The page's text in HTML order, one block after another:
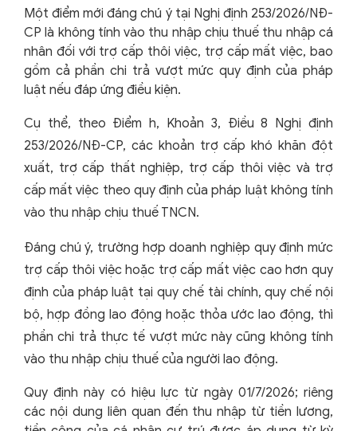
Một điểm mới đáng chú ý tại Nghị định 253/2026/NĐ-
CP là không tính vào thu nhập chịu thuế thu nhập cá
nhân đối với trợ cấp thôi việc, trợ cấp mất việc, bao
gồm cả phần chi trả vượt mức quy định của pháp
luật nếu đáp ứng điều kiện.
Cụ thể, theo Điểm h, Khoản 3, Điều 8 Nghị định
253/2026/NĐ-CP, các khoản trợ cấp khó khăn đột
xuất, trợ cấp thất nghiệp, trợ cấp thôi việc và trợ
cấp mất việc theo quy định của pháp luật không tính
vào thu nhập chịu thuế TNCN.
Đáng chú ý, trường hợp doanh nghiệp quy định mức
trợ cấp thôi việc hoặc trợ cấp mất việc cao hơn quy
định của pháp luật tại quy chế tài chính, quy chế nội
bộ, hợp đồng lao động hoặc thỏa ước lao động, thì
phần chi trả thực tế vượt mức này cũng không tính
vào thu nhập chịu thuế của người lao động.
Quy định này có hiệu lực từ ngày 01/7/2026; riêng
các nội dung liên quan đến thu nhập từ tiền lương,